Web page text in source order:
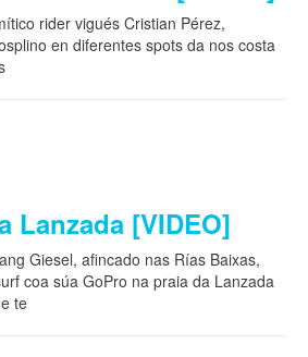
rider vigués Cristian Pérez,
en diferentes spots da nos costa
Lanzada [VIDEO]
Giesel, afincado nas Rías Baixas,
coa súa GoPro na praia da Lanzada
te